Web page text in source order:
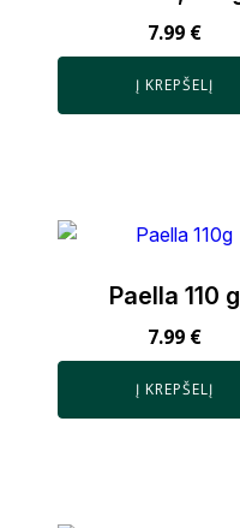
7.99 €
Į KREPŠELĮ
Paella 110 g
7.99 €
Į KREPŠELĮ